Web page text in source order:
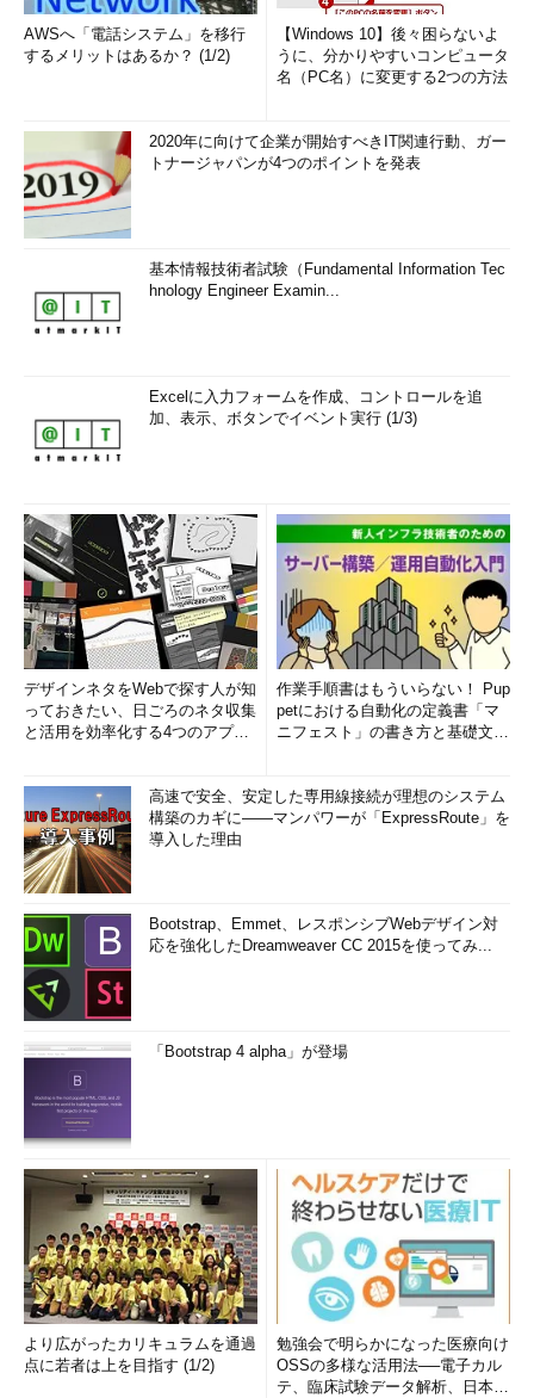
AWSへ「電話システム」を移行
するメリットはあるか？ (1/2)
【Windows 10】後々困らないよ
うに、分かりやすいコンピュータ
名（PC名）に変更する2つの方法
2020年に向けて企業が開始すべきIT関連行動、ガー
トナージャパンが4つのポイントを発表
基本情報技術者試験（Fundamental Information Tec
hnology Engineer Examin...
Excelに入力フォームを作成、コントロールを追
加、表示、ボタンでイベント実行 (1/3)
デザインネタをWebで探す人が知
っておきたい、日ごろのネタ収集
と活用を効率化する4つのアプリ
作業手順書はもういらない！ Pup
petにおける自動化の定義書「マ
ニフェスト」の書き方と基礎文法
高速で安全、安定した専用線接続が理想のシステム
構築のカギに――マンパワーが「ExpressRoute」を
導入した理由
Bootstrap、Emmet、レスポンシブWebデザイン対
応を強化したDreamweaver CC 2015を使ってみ...
「Bootstrap 4 alpha」が登場
より広がったカリキュラムを通過
点に若者は上を目指す (1/2)
勉強会で明らかになった医療向け
OSSの多様な活用法──電子カル
テ、臨床試験データ解析、日本語